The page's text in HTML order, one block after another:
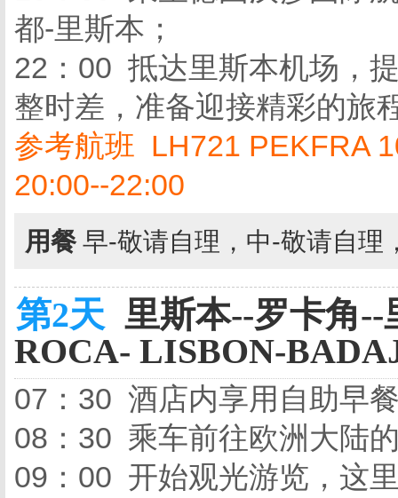
都-里斯本；
22：00 抵达里斯本机场，
整时差，准备迎接精彩的旅
参考航班 LH721 PEKFRA
20:00--22:00
用餐 早-敬请自理，中-敬请自理
第2天 里斯本--罗卡角
ROCA- LISBON-
07：30 酒店内享用自助早
08：30 乘车前往欧洲大陆
09：00 开始观光游览，这